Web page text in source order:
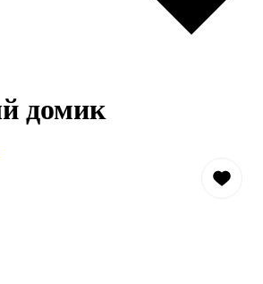
домик